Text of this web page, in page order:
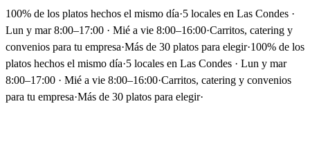
100% de los platos hechos el mismo día·5 locales en Las Condes ·
Lun y mar 8:00–17:00 · Mié a vie 8:00–16:00·Carritos, catering y
convenios para tu empresa·Más de 30 platos para elegir·100% de los
platos hechos el mismo día·5 locales en Las Condes · Lun y mar
8:00–17:00 · Mié a vie 8:00–16:00·Carritos, catering y convenios
para tu empresa·Más de 30 platos para elegir·